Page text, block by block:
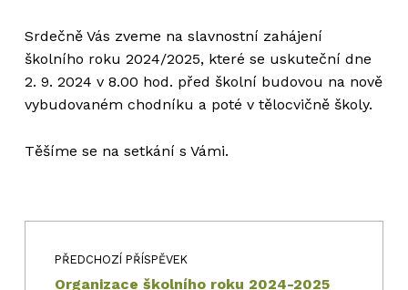
Srdečně Vás zveme na slavnostní zahájení
školního roku 2024/2025, které se uskuteční dne
2. 9. 2024 v 8.00 hod. před školní budovou na nově
vybudovaném chodníku a poté v tělocvičně školy.
Těšíme se na setkání s Vámi.
Skip back to main navigation
Navigace pro příspěvek
PŘEDCHOZÍ PŘÍSPĚVEK
Organizace školního roku 2024-2025